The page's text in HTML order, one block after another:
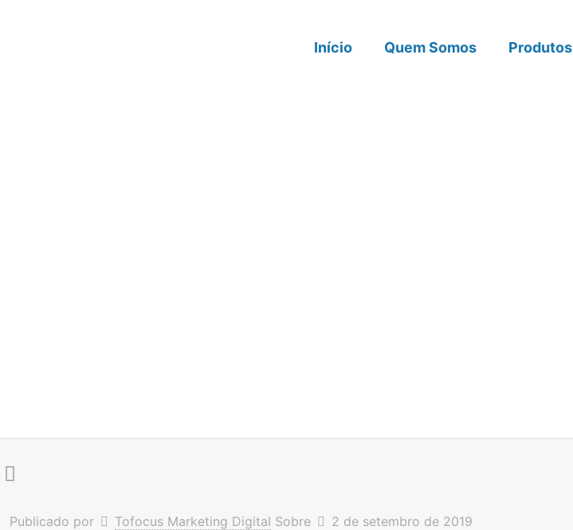
Início Quem Somos Produtos
Publicado por Tofocus Marketing Digital Sobre 2 de setembro de 2019